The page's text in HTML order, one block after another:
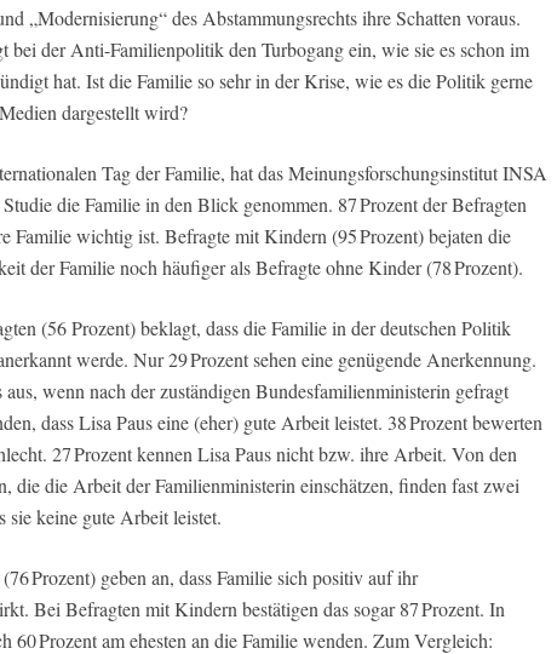
„Modernisierung“ des Abstammungsrechts ihre Schatten voraus.
der Anti-Familienpolitik den Turbogang ein, wie sie es schon im
hat. Ist die Familie so sehr in der Krise, wie es die Politik gerne
dargestellt wird?
Tag der Familie, hat das Meinungsforschungsinstitut INSA
die Familie in den Blick genommen. 87 Prozent der Befragten
Familie wichtig ist. Befragte mit Kindern (95 Prozent) bejaten die
der Familie noch häufiger als Befragte ohne Kinder (78 Prozent).
(56 Prozent) beklagt, dass die Familie in der deutschen Politik
werde. Nur 29 Prozent sehen eine genügende Anerkennung.
aus, wenn nach der zuständigen Bundesfamilienministerin gefragt
dass Lisa Paus eine (eher) gute Arbeit leistet. 38 Prozent bewerten
27 Prozent kennen Lisa Paus nicht bzw. ihre Arbeit. Von den
die die Arbeit der Familienministerin einschätzen, finden fast zwei
sie keine gute Arbeit leistet.
Prozent) geben an, dass Familie sich positiv auf ihr
Bei Befragten mit Kindern bestätigen das sogar 87 Prozent. In
60 Prozent am ehesten an die Familie wenden. Zum Vergleich: